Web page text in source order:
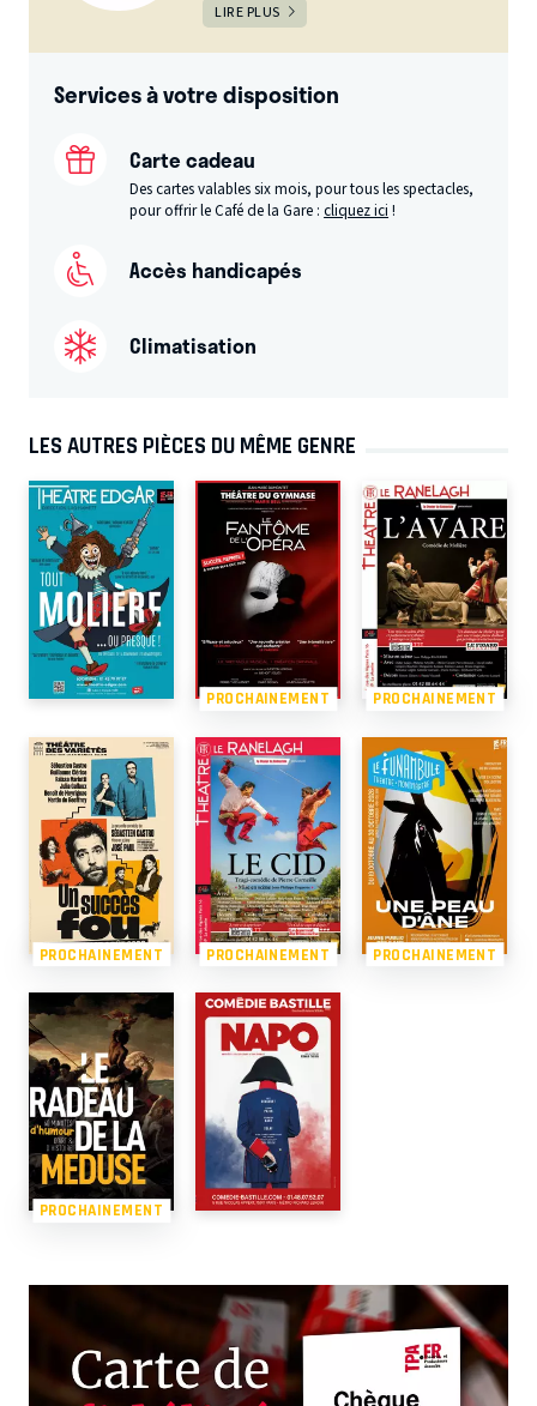
LIRE PLUS
Services à votre disposition
Carte cadeau
Des cartes valables six mois, pour tous les spectacles,
pour offrir le Café de la Gare :cliquez ici !
Accès handicapés
Climatisation
LES AUTRES PIÈCES DU MÊME GENRE
PROCHAINEMENT PROCHAINEMENT
PROCHAINEMENT PROCHAINEMENT PROCHAINEMENT
PROCHAINEMENT